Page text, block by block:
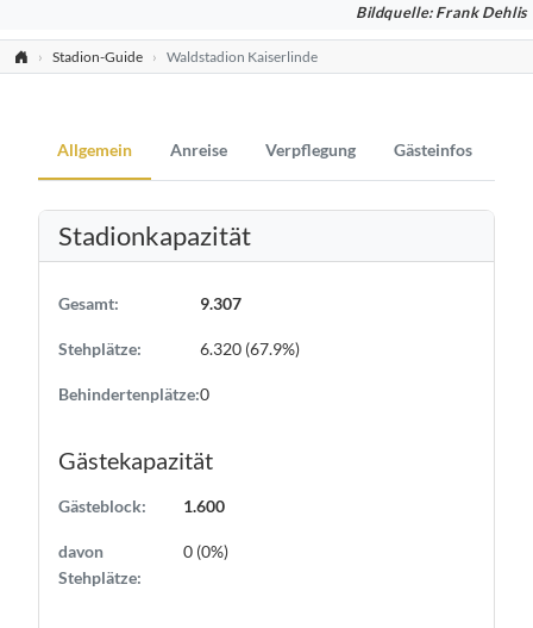
Bildquelle: Frank Dehlis
Stadion-Guide Waldstadion Kaiserlinde
Allgemein Anreise Verpflegung Gästeinfos
Stadionkapazität
Gesamt: 9.307
Stehplätze: 6.320 (67.9%)
Behindertenplätze:0
Gästekapazität
Gästeblock: 1.600
davon
Stehplätze:
0 (0%)